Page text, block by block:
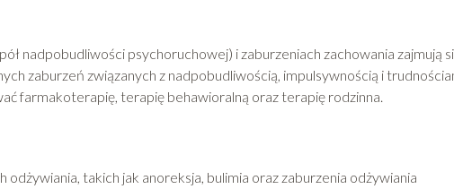
nadpobudliwości psychoruchowej) i zaburzeniach zachowania zajmują
zaburzeń związanych z nadpobudliwością, impulsywnością i
farmakoterapię, terapię behawioralną oraz terapię rodzinna.
odżywiania, takich jak anoreksja, bulimia oraz zaburzenia odżywiania